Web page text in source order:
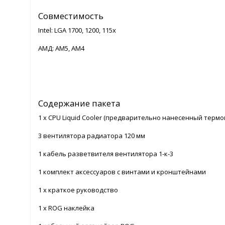
Совместимость
Intel: LGA 1700, 1200, 115x
АМД: АМ5, АМ4
Содержание пакета
1 x CPU Liquid Cooler (предварительно нанесенный
3 вентилятора радиатора 120 мм
1 кабель разветвителя вентилятора 1-к-3
1 комплект аксессуаров с винтами и кронштейнами
1 х краткое руководство
1 х ROG наклейка